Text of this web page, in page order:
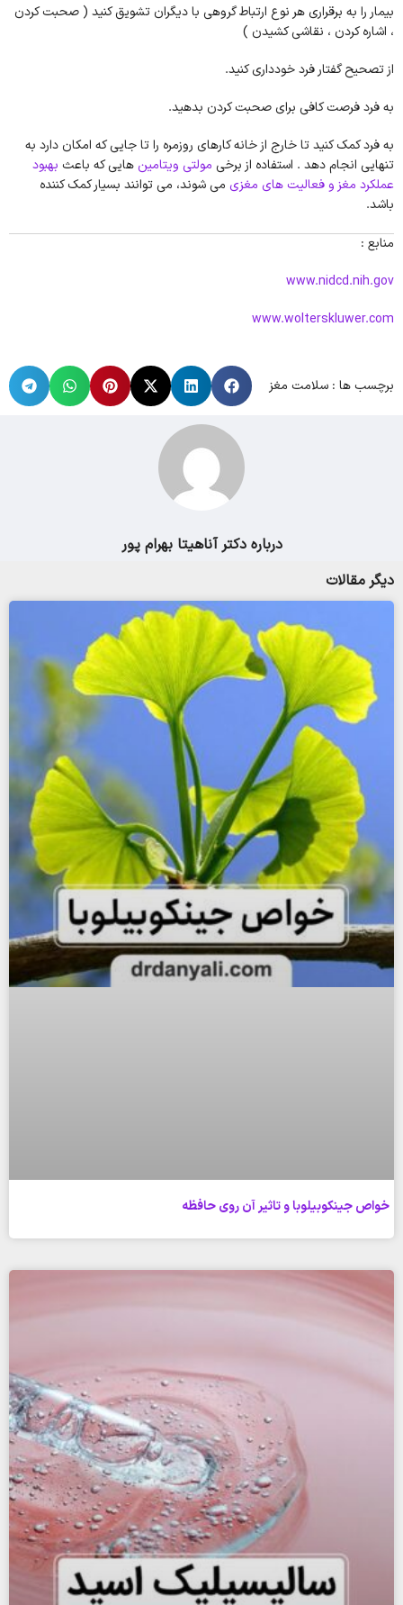
بیمار را به برقراری هر نوع ارتباط گروهی با دیگران تشویق کنید ( صحبت کردن
، اشاره کردن ، نقاشی کشیدن )
از تصحیح گفتار فرد خودداری کنید.
به فرد فرصت کافی برای صحبت کردن بدهید.
به فرد کمک کنید تا خارج از خانه کارهای روزمره را تا جایی که امکان دارد به
تنهایی انجام دهد . استفاده از برخی مولتی ویتامین هایی که باعث بهبود
عملکرد مغز و فعالیت های مغزی می شوند، می توانند بسیار کمک کننده
باشد.
منابع :
www.nidcd.nih.gov
www.wolterskluwer.com
برچسب ها : سلامت مغز
درباره دکتر آناهیتا بهرام پور
دیگر مقالات
خواص جینکوبیلوبا و تاثیر آن روی حافظه